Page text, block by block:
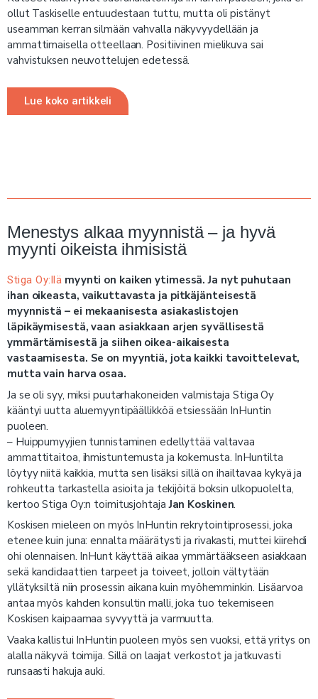
ollut Taskiselle entuudestaan tuttu, mutta oli pistänyt
useamman kerran silmään vahvalla näkyvyydellään ja
ammattimaisella otteellaan. Positiivinen mielikuva sai
vahvistuksen neuvottelujen edetessä.
Lue koko artikkeli
Menestys alkaa myynnistä – ja hyvä
myynti oikeista ihmisistä
Stiga Oy:llä myynti on kaiken ytimessä. Ja nyt puhutaan
ihan oikeasta, vaikuttavasta ja pitkäjänteisestä
myynnistä – ei mekaanisesta asiakaslistojen
läpikäymisestä, vaan asiakkaan arjen syvällisestä
ymmärtämisestä ja siihen oikea-aikaisesta
vastaamisesta. Se on myyntiä, jota kaikki tavoittelevat,
mutta vain harva osaa.
Ja se oli syy, miksi puutarhakoneiden valmistaja Stiga Oy
kääntyi uutta aluemyyntipäällikköä etsiessään InHuntin
puoleen.
– Huippumyyjien tunnistaminen edellyttää valtavaa
ammattitaitoa, ihmistuntemusta ja kokemusta. InHuntilta
löytyy niitä kaikkia, mutta sen lisäksi sillä on ihailtavaa kykyä ja
rohkeutta tarkastella asioita ja tekijöitä boksin ulkopuolelta,
kertoo Stiga Oy:n toimitusjohtajaJan Koskinen.
Koskisen mieleen on myös InHuntin rekrytointiprosessi, joka
etenee kuin juna: ennalta määrätysti ja rivakasti, muttei kiirehdi
ohi olennaisen. InHunt käyttää aikaa ymmärtääkseen asiakkaan
sekä kandidaattien tarpeet ja toiveet, jolloin vältytään
yllätyksiltä niin prosessin aikana kuin myöhemminkin. Lisäarvoa
antaa myös kahden konsultin malli, joka tuo tekemiseen
Koskisen kaipaamaa syvyyttä ja varmuutta.
Vaaka kallistui InHuntin puoleen myös sen vuoksi, että yritys on
alalla näkyvä toimija. Sillä on laajat verkostot ja jatkuvasti
runsaasti hakuja auki.